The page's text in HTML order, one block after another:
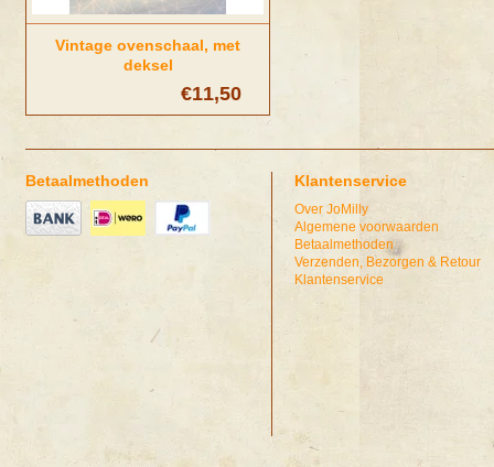
Vintage ovenschaal, met
deksel
€11,50
Betaalmethoden Klantenservice
Over JoMilly
Algemene voorwaarden
Betaalmethoden
Verzenden, Bezorgen & Retour
Klantenservice